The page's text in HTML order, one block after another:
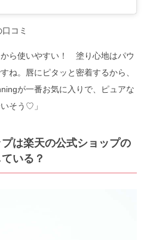
コミ
から使いやすい！ 塗り心地はパウ
ね。唇にピタッと密着するから、
が一番お気に入りで、ピュアな
そう♡」
は楽天の公式ショップの
いる？